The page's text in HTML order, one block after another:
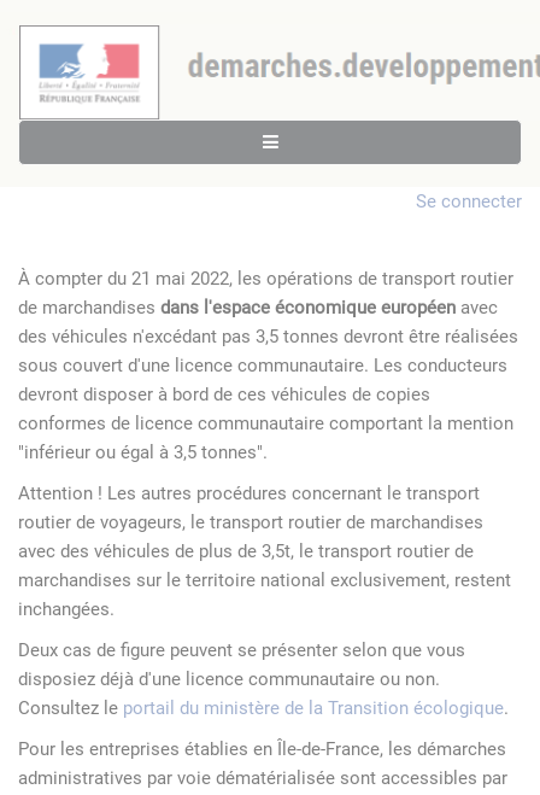
Se connecter
À compter du 21 mai 2022, les opérations de transport routier
de marchandises dans l'espace économique européen avec
des véhicules n'excédant pas 3,5 tonnes devront être réalisées
sous couvert d'une licence communautaire. Les conducteurs
devront disposer à bord de ces véhicules de copies
conformes de licence communautaire comportant la mention
"inférieur ou égal à 3,5 tonnes".
Attention ! Les autres procédures concernant le transport
routier de voyageurs, le transport routier de marchandises
avec des véhicules de plus de 3,5t, le transport routier de
marchandises sur le territoire national exclusivement, restent
inchangées.
Deux cas de figure peuvent se présenter selon que vous
disposiez déjà d'une licence communautaire ou non.
Consultez le portail du ministère de la Transition écologique.
Pour les entreprises établies en Île-de-France, les démarches
administratives par voie dématérialisée sont accessibles par